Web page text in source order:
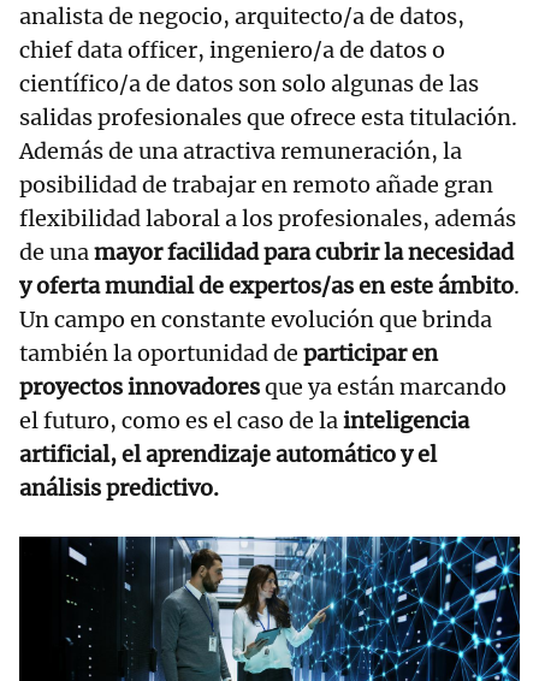
analista de negocio, arquitecto/a de datos,
chief data officer, ingeniero/a de datos o
científico/a de datos son solo algunas de las
salidas profesionales que ofrece esta titulación.
Además de una atractiva remuneración, la
posibilidad de trabajar en remoto añade gran
flexibilidad laboral a los profesionales, además
de unamayor facilidad para cubrir la necesidad
y oferta mundial de expertos/as en este ámbito.
Un campo en constante evolución que brinda
también la oportunidad de participar en
proyectos innovadoresque ya están marcando
el futuro, como es el caso de lainteligencia
artificial, el aprendizaje automático y el
análisis predictivo.